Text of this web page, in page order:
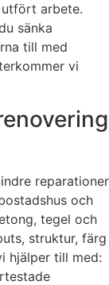
arbete.
sänka
till med
vi
reparationer
och
tegel och
struktur, färg
hjälper till med: